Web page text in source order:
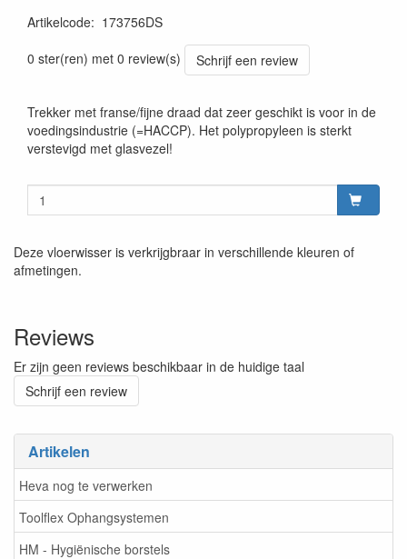
Artikelen
Heva nog te verwerken
Toolflex Ophangsystemen
HM - Hygiënische borstels
Artikelcode: 173756DS
0 ster(ren) met 0 review(s)
Schrijf een review
Trekker met franse/fijne draad dat zeer geschikt is voor in de
voedingsindustrie (=HACCP). Het polypropyleen is sterkt
verstevigd met glasvezel!
Deze vloerwisser is verkrijgbraar in verschillende kleuren of
afmetingen.
Reviews
Er zijn geen reviews beschikbaar in de huidige taal
Schrijf een review